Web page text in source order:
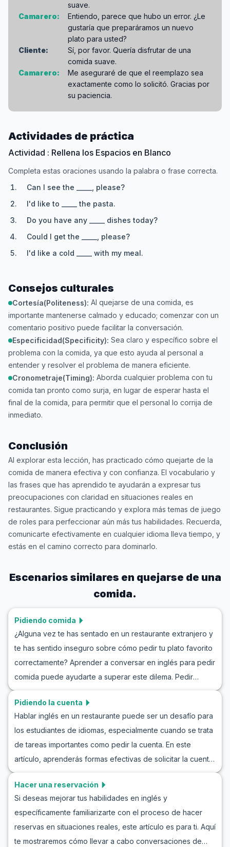
suave.
Camarero:
Entiendo, parece que hubo un error. ¿Le
gustaría que preparáramos un nuevo
plato para usted?
Cliente:
Sí, por favor. Quería disfrutar de una
comida suave.
Camarero:
Me aseguraré de que el reemplazo sea
exactamente como lo solicitó. Gracias por
su paciencia.
Actividades de práctica
Actividad : Rellena los Espacios en Blanco
Completa estas oraciones usando la palabra o frase correcta.
Can I see the _____, please?
I'd like to _____ the pasta.
Do you have any _____ dishes today?
Could I get the _____, please?
I'd like a cold _____ with my meal.
Consejos culturales
Cortesía(Politeness): Al quejarse de una comida, es
importante mantenerse calmado y educado; comenzar con un
comentario positivo puede facilitar la conversación.
Especificidad(Specificity): Sea claro y específico sobre el
problema con la comida, ya que esto ayuda al personal a
entender y resolver el problema de manera eficiente.
Cronometraje(Timing): Aborda cualquier problema con tu
comida tan pronto como surja, en lugar de esperar hasta el
final de la comida, para permitir que el personal lo corrija de
inmediato.
Conclusión
Al explorar esta lección, has practicado cómo quejarte de la
comida de manera efectiva y con confianza. El vocabulario y
las frases que has aprendido te ayudarán a expresar tus
preocupaciones con claridad en situaciones reales en
restaurantes. Sigue practicando y explora más temas de juego
de roles para perfeccionar aún más tus habilidades. Recuerda,
comunicarte efectivamente en cualquier idioma lleva tiempo, y
estás en el camino correcto para dominarlo.
Escenarios similares en quejarse de una
comida.
Pidiendo comida
¿Alguna vez te has sentado en un restaurante extranjero y
te has sentido inseguro sobre cómo pedir tu plato favorito
correctamente? Aprender a conversar en inglés para pedir
comida puede ayudarte a superar este dilema. Pedir
comida en un entorno de habla inglesa puede parecer
intimidante al principio, pero no te preocupes, cometer
errores es parte del proceso de aprendizaje. En este
artículo, te familiarizarás con vocabulario general, frases
clave y diálogos de ejemplo útiles para un escenario de
juego de roles al pedir comida. Nuestro objetivo es
Pidiendo la cuenta
Hablar inglés en un restaurante puede ser un desafío para
los estudiantes de idiomas, especialmente cuando se trata
de tareas importantes como pedir la cuenta. En este
artículo, aprenderás formas efectivas de solicitar la cuenta
en inglés y reducir el estrés en situaciones reales. Al
proporcionar diálogos para pedir la cuenta en inglés y
ejercicios prácticos de conversación, nuestro objetivo es
aumentar tu confianza en las interacciones lingüísticas. En
las secciones a continuación, explorarás prácticas de
conversación para pedir la cuenta y diálogos prácticos
Hacer una reservación
Si deseas mejorar tus habilidades en inglés y
específicamente familiarizarte con el proceso de hacer
reservas en situaciones reales, este artículo es para ti. Aquí
te mostraremos cómo llevar a cabo conversaciones de